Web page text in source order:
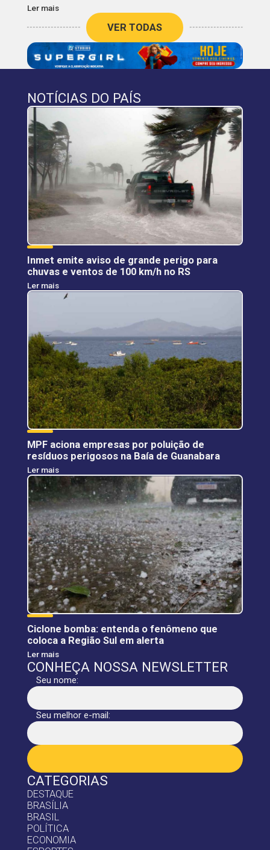
Ler mais
VER TODAS
CATEGORIAS
DESTAQUE
BRASÍLIA
BRASIL
POLÍTICA
ECONOMIA
NOTÍCIAS DO PAÍS
Inmet emite aviso de grande perigo para
chuvas e ventos de 100 km/h no RS
Ler mais
MPF aciona empresas por poluição de
resíduos perigosos na Baía de Guanabara
Ler mais
Ciclone bomba: entenda o fenômeno que
coloca a Região Sul em alerta
Ler mais
CONHEÇA NOSSA NEWSLETTER
Seu nome:
Seu melhor e-mail: